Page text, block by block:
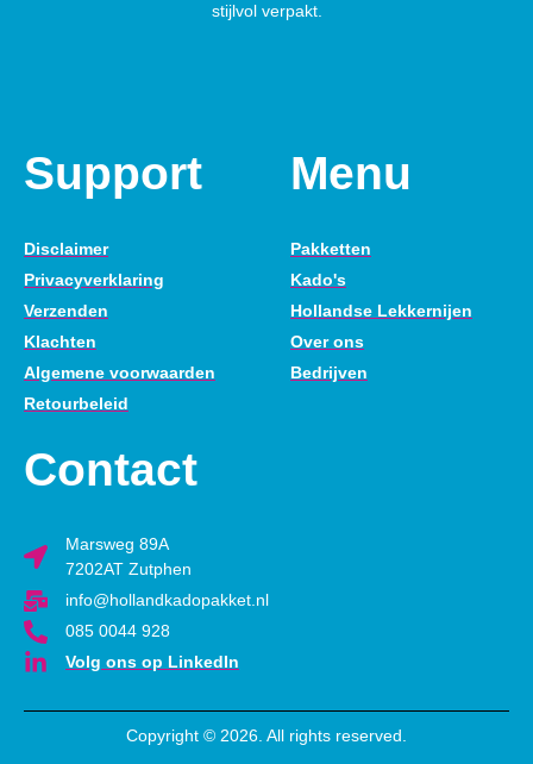
stijlvol verpakt.
Support
Disclaimer
Privacyverklaring
Verzenden
Klachten
Algemene voorwaarden
Retourbeleid
Menu
Pakketten
Kado's
Hollandse Lekkernijen
Over ons
Bedrijven
Contact
Marsweg 89A
7202AT Zutphen
info@hollandkadopakket.nl
085 0044 928
Volg ons op LinkedIn
Copyright © 2026. All rights reserved.